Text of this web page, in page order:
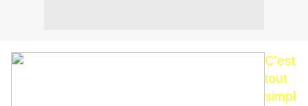
C'est
tout
simpl